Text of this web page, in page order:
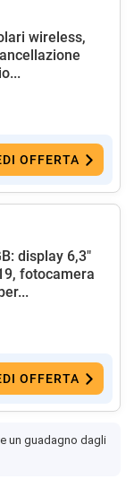
wireless,
OFFERTA
display 6,3"
fotocamera
OFFERTA
un guadagno dagli